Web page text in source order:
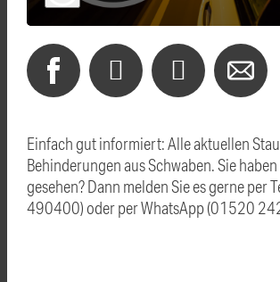
Einfach gut informiert: Alle aktuellen
Behinderungen aus Schwaben. Sie
gesehen? Dann melden Sie es gerne per
490400) oder per WhatsApp (01520